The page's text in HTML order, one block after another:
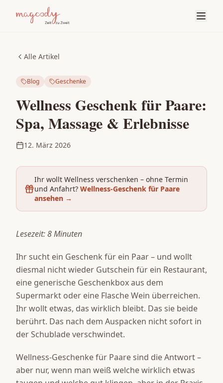
Alle Artikel
Blog Geschenke
Wellness Geschenk für Paare:
Spa, Massage & Erlebnisse
12. März 2026
Ihr wollt Wellness verschenken – ohne Termin
und Anfahrt? Wellness-Geschenk für Paare
ansehen →
Lesezeit: 8 Minuten
Ihr sucht ein Geschenk für ein Paar – und wollt
diesmal nicht wieder Gutschein für ein Restaurant,
eine generische Geschenkbox aus dem
Supermarkt oder eine Flasche Wein überreichen.
Ihr wollt etwas, das wirklich bleibt. Das sie beide
berührt. Das nach dem Auspacken nicht sofort in
der Schublade verschwindet.
Wellness-Geschenke für Paare sind die Antwort –
aber nur, wenn man weiß welche wirklich etwas